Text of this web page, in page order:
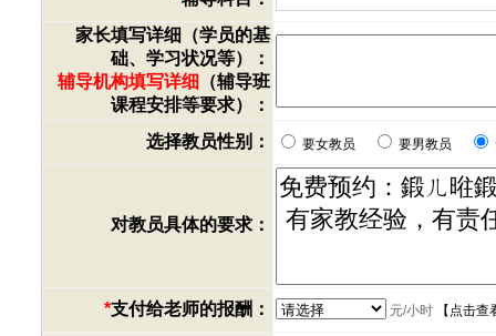
家长填写详细（学员的基
础、学习状况等）：
辅导机构填写详细 （辅导班
课程安排等要求）：
选择教员性别：
要女教员 要男教员
对教员具体的要求：
*支付给老师的报酬： 元/小时【 点击查